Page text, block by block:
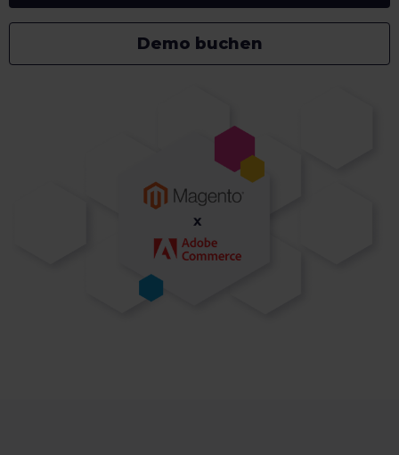
Demo buchen